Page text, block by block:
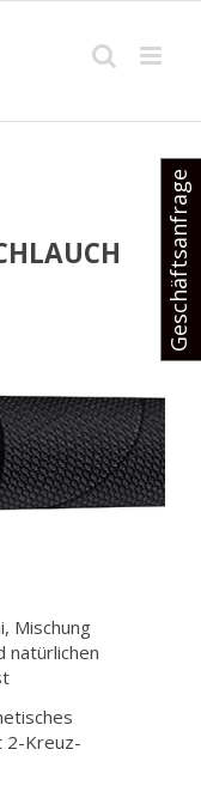
Mischung
natürlichen
2-Kreuz-
Geschäftsanfrage